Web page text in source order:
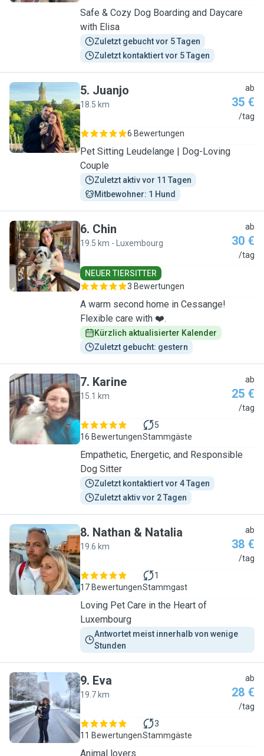
Safe & Cozy Dog Boarding and Daycare
with Elisa
Zuletzt gebucht vor 5 Tagen
Zuletzt kontaktiert vor 5 Tagen
J
5. Juanjo
18.5 km
ab
35 €
/tag
6 Bewertungen
Pet Sitting Leudelange | Dog-Loving
Couple
Zuletzt aktiv vor 11 Tagen
Mitbewohner: 1 Hund
C
6. Chin
19.5 km - Luxembourg
ab
30 €
/tag
NEUER TIERSITTER
3 Bewertungen
A warm second home in Cessange!
Flexible care with ❤️.
Kürzlich aktualisierter Kalender
Zuletzt gebucht: gestern
K
7. Karine
15.1 km
ab
25 €
/tag
16 Bewertungen
5
Stammgäste
Empathetic, Energetic, and Responsible
Dog Sitter
Zuletzt kontaktiert vor 4 Tagen
Zuletzt aktiv vor 2 Tagen
N
8. Nathan & Natalia
19.6 km
ab
38 €
/tag
17 Bewertungen
1
Stammgast
Loving Pet Care in the Heart of
Luxembourg
Antwortet meist innerhalb von wenige
Stunden
E
9. Eva
19.7 km
ab
28 €
/tag
11 Bewertungen
3
Stammgäste
Animal lovers